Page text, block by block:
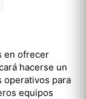
en ofrecer
hacerse un
operativos para
equipos